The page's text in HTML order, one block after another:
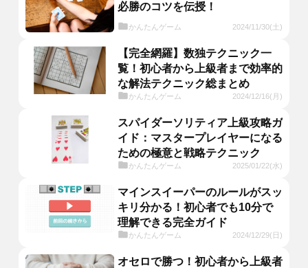
必勝のコツを伝授！
かんたんゲーム 2024/11/30(土)
【完全網羅】数独テクニック一
覧！初心者から上級者まで効率的
な解法テクニック総まとめ
かんたんゲーム 2024/12/16(月)
スパイダーソリティア上級攻略ガ
イド：マスタープレイヤーになる
ための極意と戦略テクニック
かんたんゲーム 2025/01/22(水)
マインスイーパーのルールがスッ
キリ分かる！初心者でも10分で
理解できる完全ガイド
かんたんゲーム 2024/12/29(日)
オセロで勝つ！初心者から上級者